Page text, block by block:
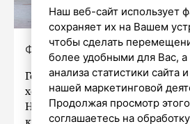
Фото: пресс-служба
Государственный
хореографический
Надеждиной 9 ноября
Наш веб-сайт использует
сохраняет их на Вашем
чтобы сделать
более удобными для Вас,
анализа статистики сайта
нашей маркетинговой
Продолжая просмотр
соглашаетесь на